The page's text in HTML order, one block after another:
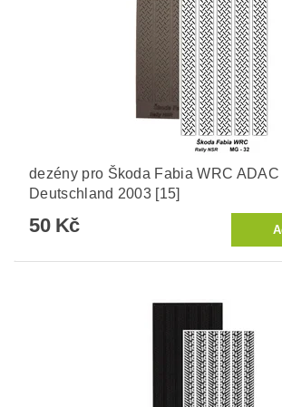
dezény pro Škoda Fabia WRC
Deutschland 2003 [15]
50 Kč